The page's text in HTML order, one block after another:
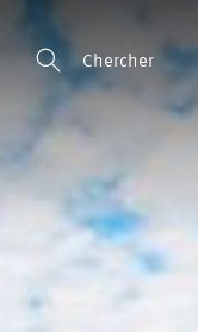
Chercher